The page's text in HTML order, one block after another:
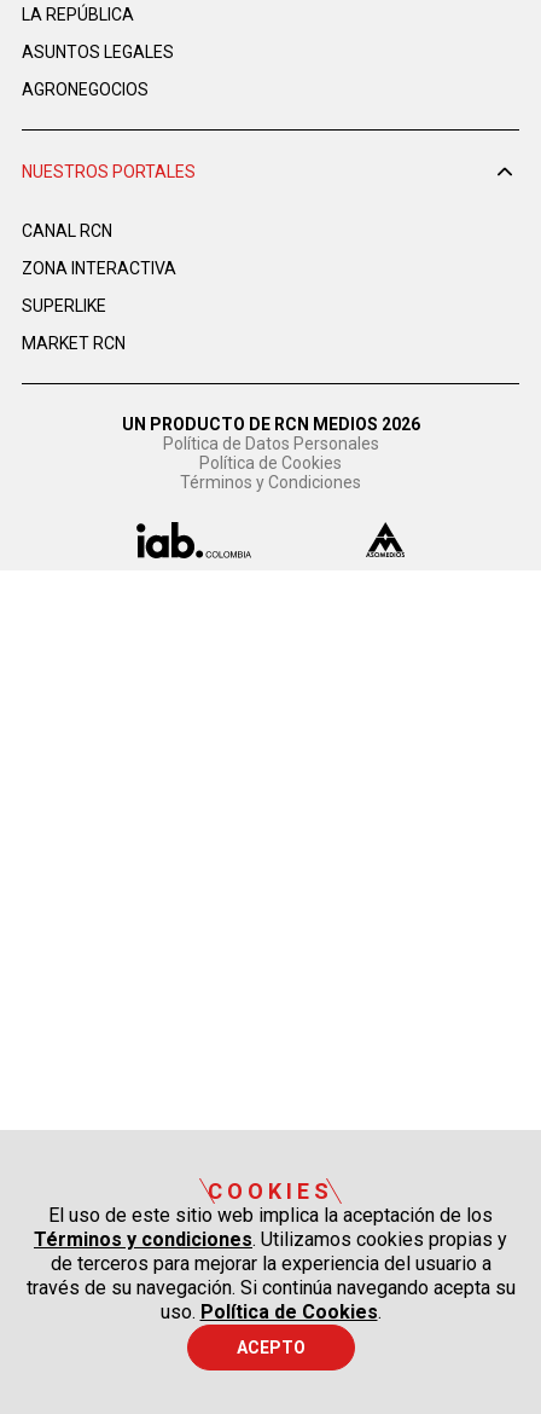
LA REPÚBLICA
ASUNTOS LEGALES
AGRONEGOCIOS
NUESTROS PORTALES
CANAL RCN
ZONA INTERACTIVA
SUPERLIKE
MARKET RCN
UN PRODUCTO DE RCN MEDIOS 2026
Política de Datos Personales
Política de Cookies
Términos y Condiciones
COOKIES
El uso de este sitio web implica la aceptación de los
Términos y condiciones. Utilizamos cookies propias y
de terceros para mejorar la experiencia del usuario a
través de su navegación. Si continúa navegando acepta su
uso. Política de Cookies.
ACEPTO